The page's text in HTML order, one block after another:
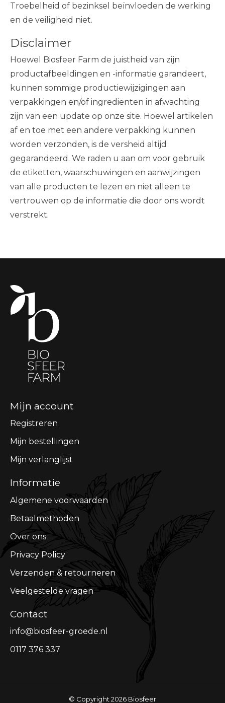
Troebelheid of bezinksel beïnvloeden de werking
en de veiligheid niet.
Disclaimer
Hoewel Biosfeer Farm de juistheid van zijn
productafbeeldingen en -informatie garandeert,
kunnen sommige productiewijzigingen aan
verpakkingen en/of ingrediënten in afwachting
zijn van een update op onze site. Hoewel artikelen
af ​​en toe met een andere verpakking kunnen
worden verzonden, is de versheid altijd
gegarandeerd. We raden u aan om voor gebruik
de etiketten, waarschuwingen en aanwijzingen
van alle producten te lezen en niet alleen te
vertrouwen op de informatie die door ons wordt
verstrekt.
Mijn account
Registreren
Mijn bestellingen
Mijn verlanglijst
Informatie
Algemene voorwaarden
Betaalmethoden
Over ons
Privacy Policy
Verzenden & retourneren
Veelgestelde vragen
Contact
info@biosfeer-groede.nl
0117 376 337
© Copyright 2026 Biosfeer